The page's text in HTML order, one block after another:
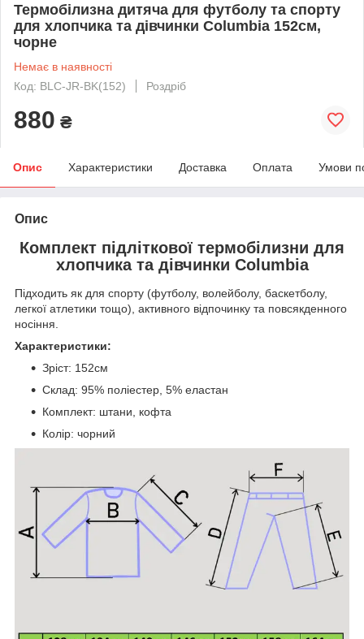
Термобілизна дитяча для футболу та спорту
для хлопчика та дівчинки Columbia 152см,
чорне
Немає в наявності
Код: BLC-JR-BK(152)
Роздріб
880 ₴
Опис Характеристики Доставка Оплата Умови
Опис
Комплект підліткової термобілизни для
хлопчика та дівчинки Columbia
Підходить як для спорту (футболу, волейболу, баскетболу,
легкої атлетики тощо), активного відпочинку та повсякденного
носіння.
Характеристики:
Зріст: 152см
Склад: 95% поліестер, 5% еластан
Комплект: штани, кофта
Колір: чорний